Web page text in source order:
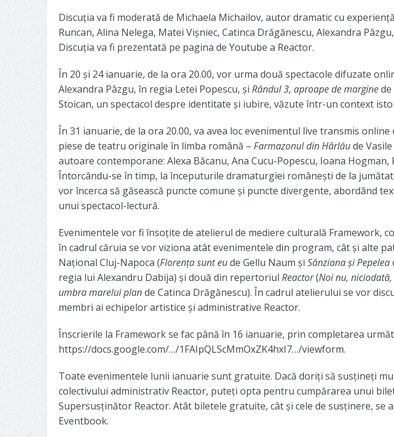
Discuția va fi moderată de Michaela Michailov, autor dramatic cu
Runcan, Alina Nelega, Matei Vișniec, Catinca Drăgănescu, Alexandra
Discuția va fi prezentată pe pagina de Youtube a Reactor.
În 20 și 24 ianuarie, de la ora 20.00, vor urma două spectacole difuzate
Alexandra Pâzgu, în regia Letei Popescu, și Rândul 3, aproape de marginede
Stoican, un spectacol despre identitate și iubire, văzute într-un context
În 31 ianuarie, de la ora 20.00, va avea loc evenimentul live transmis online
piese de teatru originale în limba română – Farmazonul din Hârlăude Vasile
autoare contemporane: Alexa Băcanu, Ana Cucu-Popescu, Ioana Hogman,
Întorcându-se în timp, la începuturile dramaturgiei românești de la
vor încerca să găsească puncte comune și puncte divergente, abordând
unui spectacol-lectură.
Evenimentele vor fi însoțite de atelierul de mediere culturală Framework,
în cadrul căruia se vor viziona atât evenimentele din program, cât și alte
Național Cluj-Napoca (Florența sunt eude Gellu Naum și Sânziana și Pepelea
regia lui Alexandru Dabija) și două din repertoriul Reactor(Noi nu, niciodată,
umbra marelui plande Catinca Drăgănescu). În cadrul atelierului se vor
membri ai echipelor artistice și administrative Reactor.
Înscrierile la Framework se fac până în 16 ianuarie, prin completarea
https://docs.google.com/…/1FAIpQLScMmOxZK4hxI7…/viewform.
Toate evenimentele lunii ianuarie sunt gratuite. Dacă doriți să susțineți
colectivului administrativ Reactor, puteți opta pentru cumpărarea unui
Supersusținător Reactor. Atât biletele gratuite, cât și cele de susținere, se
Eventbook.